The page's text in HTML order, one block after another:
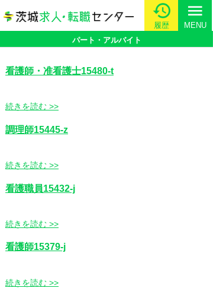
履歴
menu
MENU
パート・アルバイト
看護師・准看護士15480-t
続きを読む >>
調理師15445-z
続きを読む >>
看護職員15432-j
続きを読む >>
看護師15379-j
続きを読む >>